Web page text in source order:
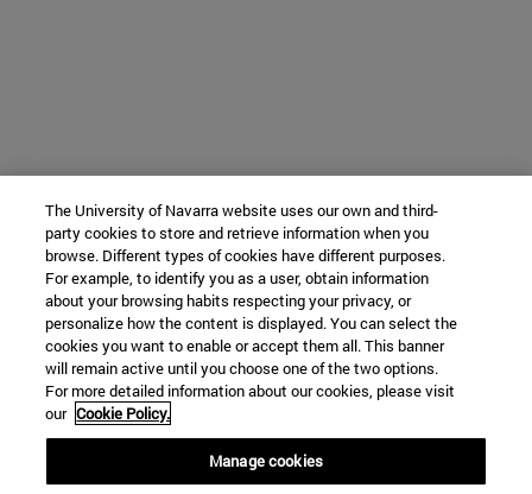
The University of Navarra website uses our own and third-
party cookies to store and retrieve information when you
browse. Different types of cookies have different purposes.
For example, to identify you as a user, obtain information
about your browsing habits respecting your privacy, or
personalize how the content is displayed. You can select the
cookies you want to enable or accept them all. This banner
will remain active until you choose one of the two options.
For more detailed information about our cookies, please visit
our Cookie Policy.
Manage cookies